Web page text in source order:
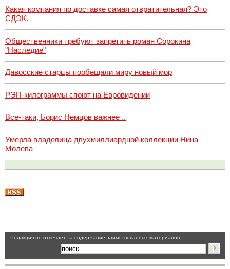
Какая компания по доставке самая отвратительная? Это
СДЭК.
Общественники требуют запретить роман Сорокина
"Наследие"
Давосские старцы пообещали миру новый мор
РЭП-килограммы споют на Евровидении
Все-таки, Борис Немцов важнее ..
Умерла владелица двухмиллиардной коллекции Нина
Молева
Pедакция не отвечает за содержание заимствованных материалов